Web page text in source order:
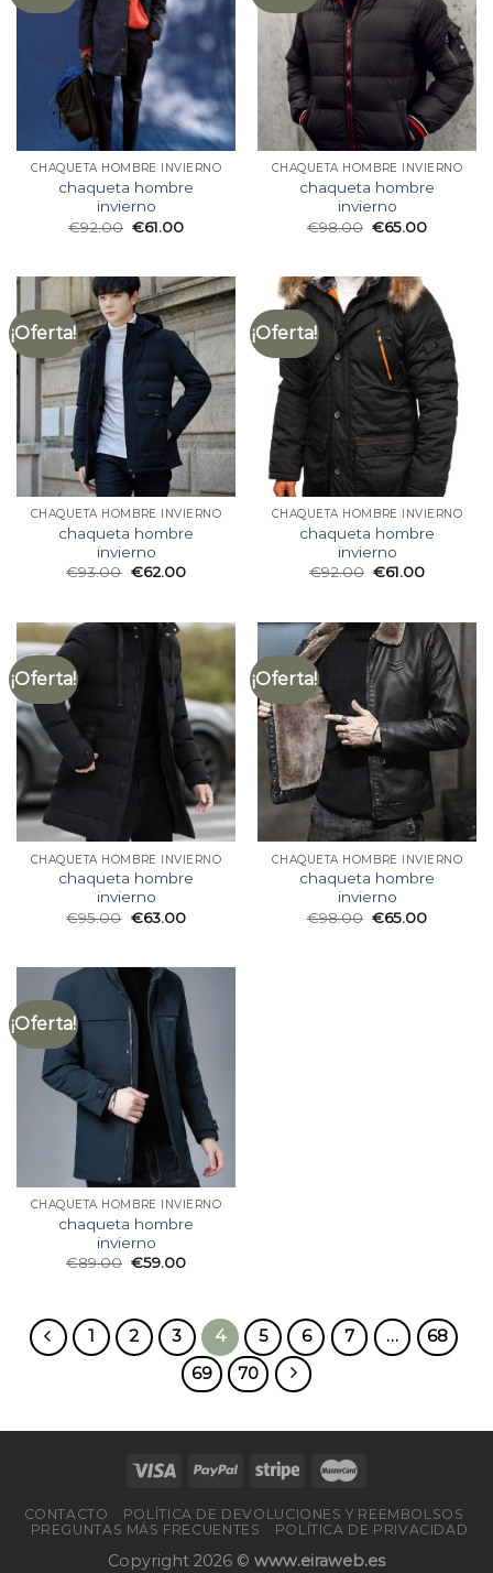
CHAQUETA HOMBRE INVIERNO
chaqueta hombre
invierno
€92.00 €61.00
CHAQUETA HOMBRE INVIERNO
chaqueta hombre
invierno
€98.00 €65.00
¡Oferta!
CHAQUETA HOMBRE INVIERNO
chaqueta hombre
invierno
€93.00 €62.00
¡Oferta!
CHAQUETA HOMBRE INVIERNO
chaqueta hombre
invierno
€92.00 €61.00
¡Oferta!
CHAQUETA HOMBRE INVIERNO
chaqueta hombre
invierno
€95.00 €63.00
¡Oferta!
CHAQUETA HOMBRE INVIERNO
chaqueta hombre
invierno
€98.00 €65.00
¡Oferta!
CHAQUETA HOMBRE INVIERNO
chaqueta hombre
invierno
€89.00 €59.00
1 2 3 4 5 6 7 …
68
69
70
CONTACTO
POLÍTICA DE DEVOLUCIONES Y REEMBOLSOS
PREGUNTAS MÁS FRECUENTES
POLÍTICA DE PRIVACIDAD
Copyright 2026 © www.eiraweb.es